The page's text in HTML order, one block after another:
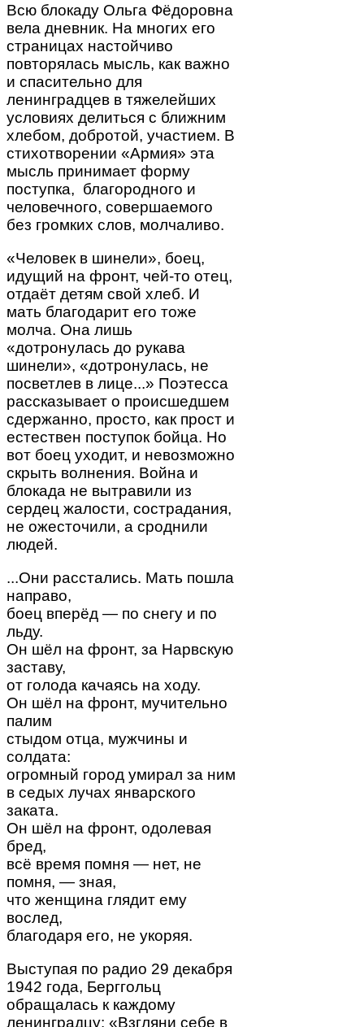
Всю блокаду Ольга Фёдоровна
вела дневник. На многих его
страницах настойчиво
повторялась мысль, как важно
и спасительно для
ленинградцев в тяжелейших
условиях делиться с ближним
хлебом, добротой, участием. В
стихотворении «Армия» эта
мысль принимает форму
поступка, благородного и
человечного, совершаемого
без громких слов, молчаливо.
«Человек в шинели», боец,
идущий на фронт, чей-то отец,
отдаёт детям свой хлеб. И
мать благодарит его тоже
молча. Она лишь
«дотронулась до рукава
шинели», «дотронулась, не
посветлев в лице...» Поэтесса
рассказывает о происшедшем
сдержанно, просто, как прост и
естествен поступок бойца. Но
вот боец уходит, и невозможно
скрыть волнения. Война и
блокада не вытравили из
сердец жалости, сострадания,
не ожесточили, а сроднили
людей.
...Они расстались. Мать пошла
направо,
боец вперёд — по снегу и по
льду.
Он шёл на фронт, за Нарвскую
заставу,
от голода качаясь на ходу.
Он шёл на фронт, мучительно
палим
стыдом отца, мужчины и
солдата:
огромный город умирал за ним
в седых лучах январского
заката.
Он шёл на фронт, одолевая
бред,
всё время помня — нет, не
помня, — зная,
что женщина глядит ему
вослед,
благодаря его, не укоряя.
Выступая по радио 29 декабря
1942 года, Берггольц
обращалась к каждому
ленинградцу: «Взгляни себе в